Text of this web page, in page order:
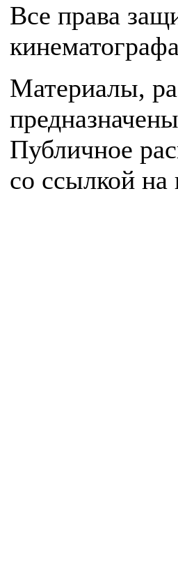
Все права
Материалы,
Публичное
со ссылкой